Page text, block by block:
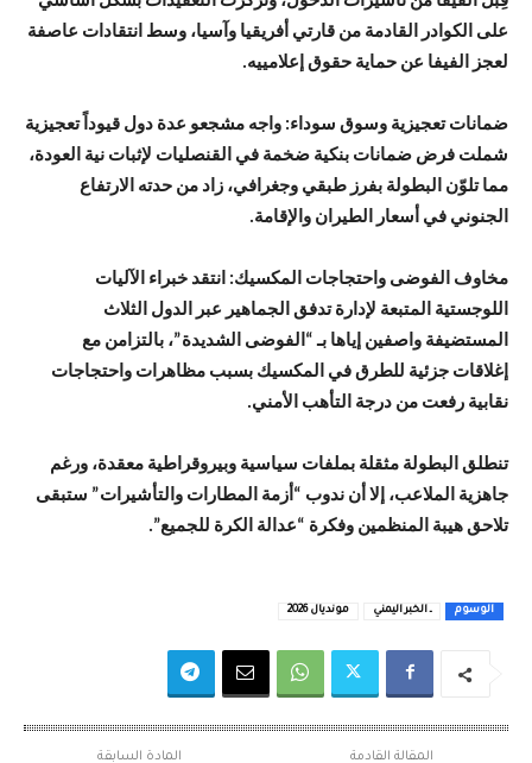
على الكوادر القادمة من قارتي أفريقيا وآسيا، وسط انتقادات عاصفة
لعجز الفيفا عن حماية حقوق إعلامييه.
​ضمانات تعجيزية وسوق سوداء: واجه مشجعو عدة دول قيوداً تعجيزية
شملت فرض ضمانات بنكية ضخمة في القنصليات لإثبات نية العودة،
مما تلوّن البطولة بفرز طبقي وجغرافي، زاد من حدته الارتفاع
الجنوني في أسعار الطيران والإقامة.
​مخاوف الفوضى واحتجاجات المكسيك: انتقد خبراء الآليات
اللوجستية المتبعة لإدارة تدفق الجماهير عبر الدول الثلاث
المستضيفة واصفين إياها بـ “الفوضى الشديدة”، بالتزامن مع
إغلاقات جزئية للطرق في المكسيك بسبب مظاهرات واحتجاجات
نقابية رفعت من درجة التأهب الأمني.
​تنطلق البطولة مثقلة بملفات سياسية وبيروقراطية معقدة، ورغم
جاهزية الملاعب، إلا أن ندوب “أزمة المطارات والتأشيرات” ستبقى
تلاحق هيبة المنظمين وفكرة “عدالة الكرة للجميع”.
الوسوم ـ الخبر اليمني مونديال 2026
المادة السابقة المقالة القادمة